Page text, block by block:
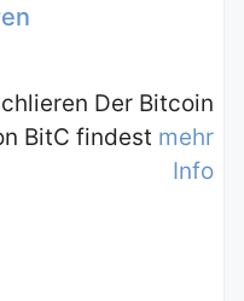
Der Bitcoin
BitC findest mehr
Info